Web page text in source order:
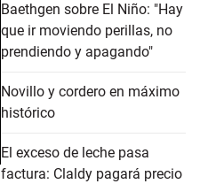
Baethgen sobre El Niño: "Hay
que ir moviendo perillas, no
prendiendo y apagando"
Novillo y cordero en máximo
histórico
El exceso de leche pasa
factura: Claldy pagará precio